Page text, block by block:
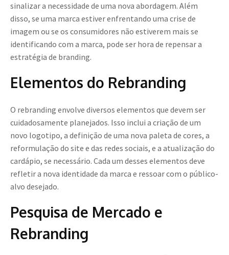
sinalizar a necessidade de uma nova abordagem. Além
disso, se uma marca estiver enfrentando uma crise de
imagem ou se os consumidores não estiverem mais se
identificando com a marca, pode ser hora de repensar a
estratégia de branding.
Elementos do Rebranding
O rebranding envolve diversos elementos que devem ser
cuidadosamente planejados. Isso inclui a criação de um
novo logotipo, a definição de uma nova paleta de cores, a
reformulação do site e das redes sociais, e a atualização do
cardápio, se necessário. Cada um desses elementos deve
refletir a nova identidade da marca e ressoar com o público-
alvo desejado.
Pesquisa de Mercado e
Rebranding